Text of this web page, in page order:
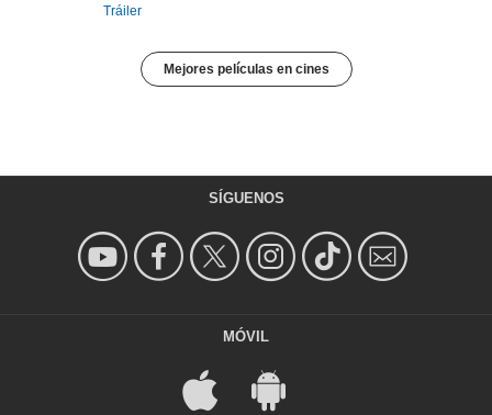
Tráiler
Mejores películas en cines
SÍGUENOS
MÓVIL